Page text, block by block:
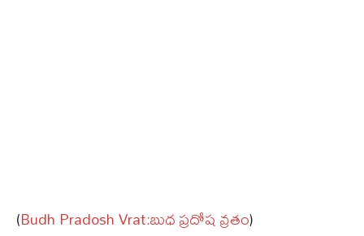
(Budh Pradosh Vrat:బుధ ప్రదోష వ్రతం)